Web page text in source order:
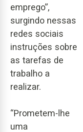
emprego”,
surgindo nessas
redes sociais
instruções sobre
as tarefas de
trabalho a
realizar.
“Prometem-lhe
uma